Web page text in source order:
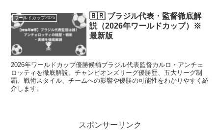
ワールドカップ2026
🇧🇷 ブラジル代表・監督徹底解
説（2026年ワールドカップ）※
最新版
2026年ワールドカップ優勝候補ブラジル代表監督カルロ・アンチェ
ロッティを徹底解説。チャンピオンズリーグ優勝歴、五大リーグ制
覇、戦術スタイル、チームへの影響や優勝の可能性をわかりやすく紹
介します。
スポンサーリンク